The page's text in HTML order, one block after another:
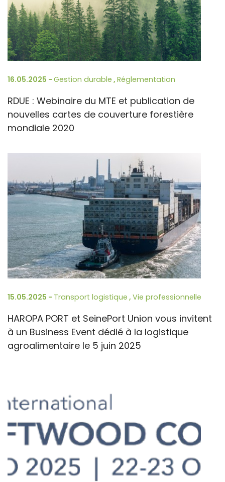
16.05.2025 - Gestion durable , Réglementation
RDUE : Webinaire du MTE et publication de
nouvelles cartes de couverture forestière
mondiale 2020
15.05.2025 - Transport logistique , Vie professionnelle
HAROPA PORT et SeinePort Union vous invitent
à un Business Event dédié à la logistique
agroalimentaire le 5 juin 2025